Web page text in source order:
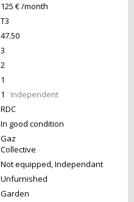
125 € /month
T3
47.50
3
2
1
1 Independent
RDC
In good condition
Gaz
Collective
Not equipped, Independant
Unfurnished
Garden